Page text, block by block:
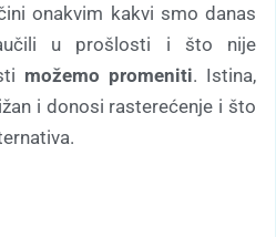
onakvim kakvi smo danas
u prošlosti i što nije
možemo promeniti. Istina,
i donosi rasterećenje i što